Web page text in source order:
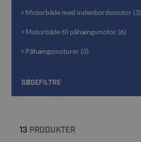
Motorbåde med indenbordsmotor (3)
Motorbåde til påhængsmotor (6)
Påhængsmotorer (3)
SØGEFILTRE
13 PRODUKTER